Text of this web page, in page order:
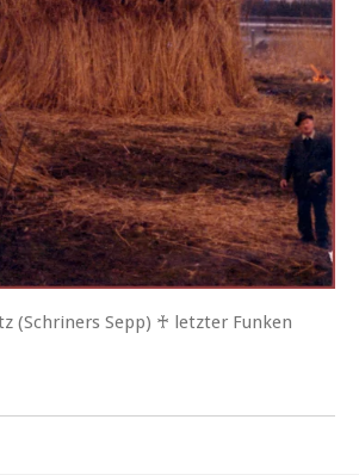
(Schriners Sepp) ♰ letzter Funken